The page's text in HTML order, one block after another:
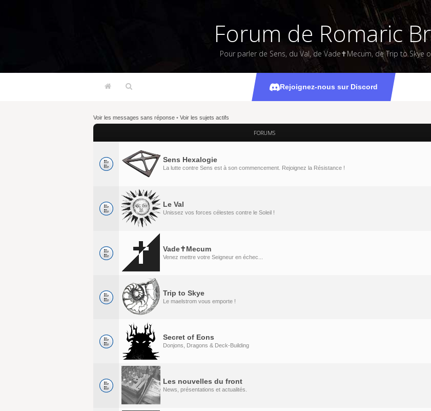
Forum de Romaric
Pour parler de Sens, du Val, de Vade✝Mecum, de Trip to Skye
Rejoignez-nous sur Discord
Voir les messages sans réponse • Voir les sujets actifs
FORUMS
Sens Hexalogie
La lutte contre Sens est à son commencement. Rejoignez la Résistance !
Le Val
Unissez vos forces célestes contre le Soleil !
Vade✝Mecum
Venez mettre votre Seigneur en échec...
Trip to Skye
Le maelstrom vous emporte !
Secret of Eons
Donjons, Dragons & Deck-Building
Les nouvelles du front
News, présentations et actualités.